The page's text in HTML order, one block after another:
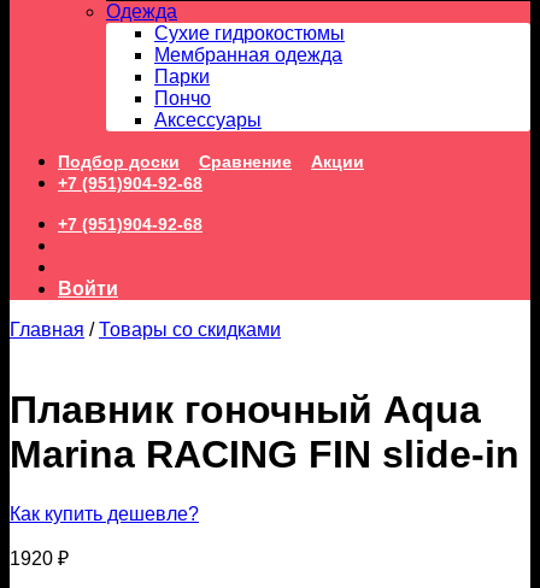
Одежда
Сухие гидрокостюмы
Мембранная одежда
Парки
Пончо
Аксессуары
Подбор доски Сравнение
Акции
+7 (951)904-92-68
+7 (951)904-92-68
Войти
Главная / Товары со скидками
Плавник гоночный Aqua
Marina RACING FIN slide-in
Как купить дешевле?
1920 ₽